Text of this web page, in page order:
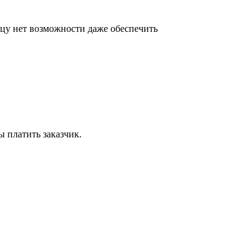
нет возможности даже обеспечить
заказчик.